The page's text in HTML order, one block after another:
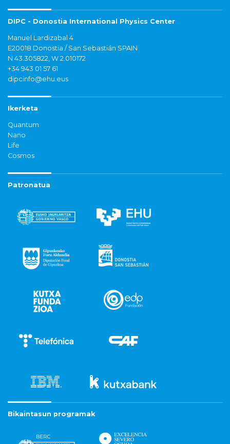
DIPC - Donostia International Physics Center
Manuel Lardizabal 4
E20018 Donostia / San Sebastián SPAIN
N 43.305822, W 2.010172
+34 943 01 57 61
dipcinfo@ehu.eus
Ikerketa
Quantum
Nano
Life
Cosmos
Patronatua
Bikaintasun programak